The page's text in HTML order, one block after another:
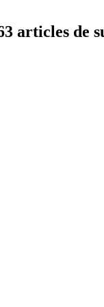
articles de